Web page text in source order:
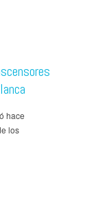
hace
los